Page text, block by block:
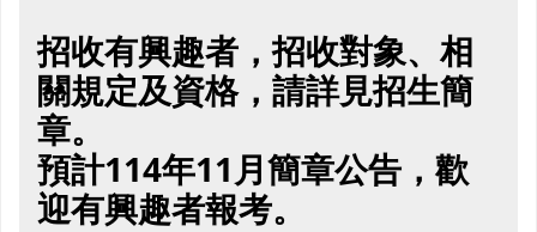
招收有興趣者，招收對象、相
關規定及資格，請詳見招生簡
章。
預計114年11月簡章公告，歡
迎有興趣者報考。